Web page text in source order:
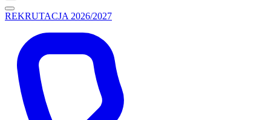
REKRUTACJA 2026/2027